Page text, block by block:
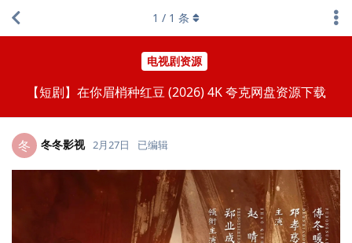
电视剧资源
【短剧】在你眉梢种红豆 (2026) 4K 夸克网盘资源下载
1 / 1 条
冬 冬冬影视 2月27日 已编辑